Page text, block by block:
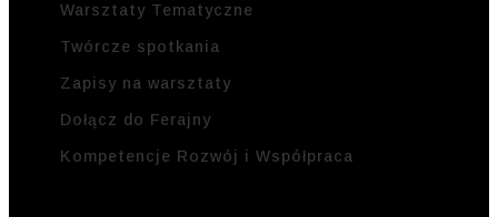
Warsztaty Tematyczne
Twórcze spotkania
Zapisy na warsztaty
Dołącz do Ferajny
Kompetencje Rozwój i Współpraca